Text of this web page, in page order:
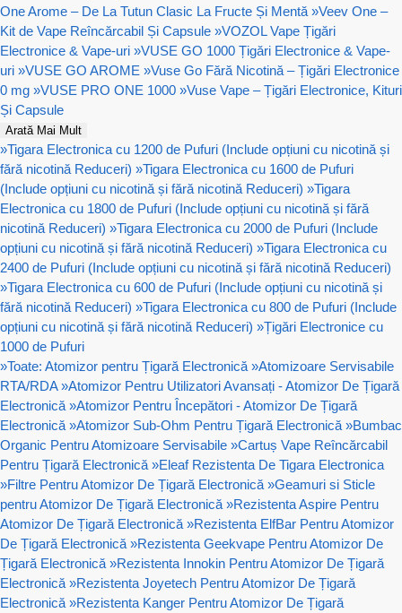
One Arome – De La Tutun Clasic La Fructe Și Mentă »Veev One –
Kit de Vape Reîncărcabil Și Capsule »VOZOL Vape Țigări
Electronice & Vape-uri »VUSE GO 1000 Țigări Electronice & Vape-
uri »VUSE GO AROME »Vuse Go Fără Nicotină – Țigări Electronice
0 mg »VUSE PRO ONE 1000 »Vuse Vape – Țigări Electronice, Kituri
Și Capsule
Arată Mai Mult
»Tigara Electronica cu 1200 de Pufuri (Include opțiuni cu nicotină și
fără nicotină Reduceri) »Tigara Electronica cu 1600 de Pufuri
(Include opțiuni cu nicotină și fără nicotină Reduceri) »Tigara
Electronica cu 1800 de Pufuri (Include opțiuni cu nicotină și fără
nicotină Reduceri) »Tigara Electronica cu 2000 de Pufuri (Include
opțiuni cu nicotină și fără nicotină Reduceri) »Tigara Electronica cu
2400 de Pufuri (Include opțiuni cu nicotină și fără nicotină Reduceri)
»Tigara Electronica cu 600 de Pufuri (Include opțiuni cu nicotină și
fără nicotină Reduceri) »Tigara Electronica cu 800 de Pufuri (Include
opțiuni cu nicotină și fără nicotină Reduceri) »Țigări Electronice cu
1000 de Pufuri
»Toate: Atomizor pentru Țigară Electronică »Atomizoare Servisabile
RTA/RDA »Atomizor Pentru Utilizatori Avansați - Atomizor De Țigară
Electronică »Atomizor Pentru Începători - Atomizor De Țigară
Electronică »Atomizor Sub-Ohm Pentru Țigară Electronică »Bumbac
Organic Pentru Atomizoare Servisabile »Cartuș Vape Reîncărcabil
Pentru Țigară Electronică »Eleaf Rezistenta De Tigara Electronica
»Filtre Pentru Atomizor De Țigară Electronică »Geamuri si Sticle
pentru Atomizor De Țigară Electronică »Rezistenta Aspire Pentru
Atomizor De Țigară Electronică »Rezistenta ElfBar Pentru Atomizor
De Țigară Electronică »Rezistenta Geekvape Pentru Atomizor De
Țigară Electronică »Rezistenta Innokin Pentru Atomizor De Țigară
Electronică »Rezistenta Joyetech Pentru Atomizor De Țigară
Electronică »Rezistenta Kanger Pentru Atomizor De Țigară